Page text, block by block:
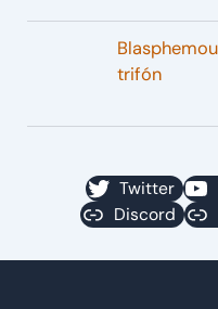
trifón
Twitter
Discord